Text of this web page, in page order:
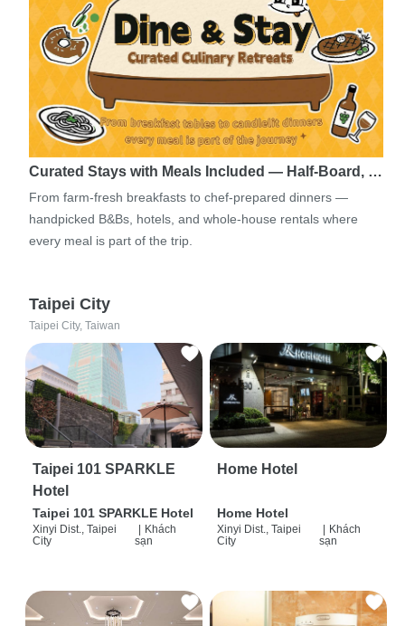
Curated Stays with Meals Included — Half-Board, …
From farm-fresh breakfasts to chef-prepared dinners —
handpicked B&Bs, hotels, and whole-house rentals where
every meal is part of the trip.
Taipei City
Taipei City, Taiwan
Taipei 101 SPARKLE
Hotel
Taipei 101 SPARKLE Hotel
Xinyi Dist., Taipei
City
Khách
sạn
Home Hotel
Home Hotel
Xinyi Dist., Taipei
City
Khách
sạn